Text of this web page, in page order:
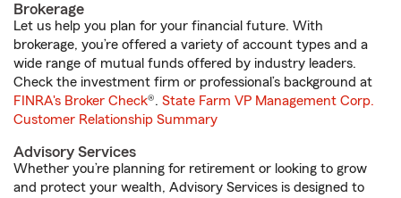
Brokerage
Let us help you plan for your financial future. With
brokerage, you’re offered a variety of account types and a
wide range of mutual funds offered by industry leaders.
Check the investment firm or professional’s background at
FINRA's Broker Check®. State Farm VP Management Corp.
Customer Relationship Summary
Advisory Services
Whether you’re planning for retirement or looking to grow
and protect your wealth, Advisory Services is designed to